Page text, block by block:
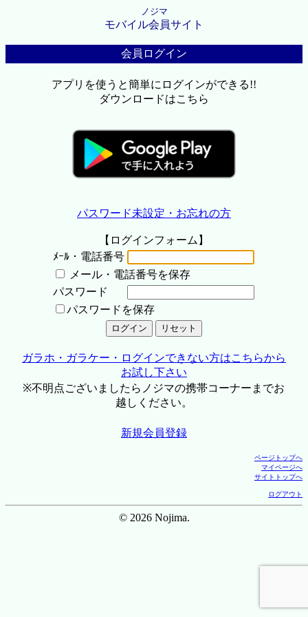
ノジマ
モバイル会員サイト
会員ログイン
アプリを使うと簡単にログインができる!!
ダウンロードはこちら
パスワード未設定・お忘れの方
【ログインフォーム】
ﾒｰﾙ・電話番号
メール・電話番号を保存
パスワード
パスワードを保存
ガラホ・ガラケー・ログインできない方はこちらから
お試し下さい
※不明点ございましたらノジマの携帯コーナーまでお
越しください。
新規会員登録
ページトップへ
マイページへ
サイトトップへ
ログアウト
© 2026 Nojima.